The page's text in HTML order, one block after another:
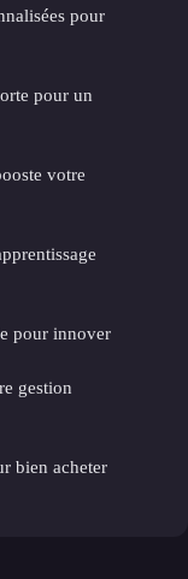
pour
pour un
votre
pour innover
gestion
bien acheter